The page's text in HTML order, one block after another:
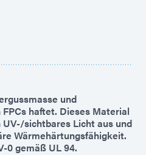
und
haftet. Dieses Material
sichtbares Licht aus und
Wärmehärtungsfähigkeit.
0 gemäß UL 94.